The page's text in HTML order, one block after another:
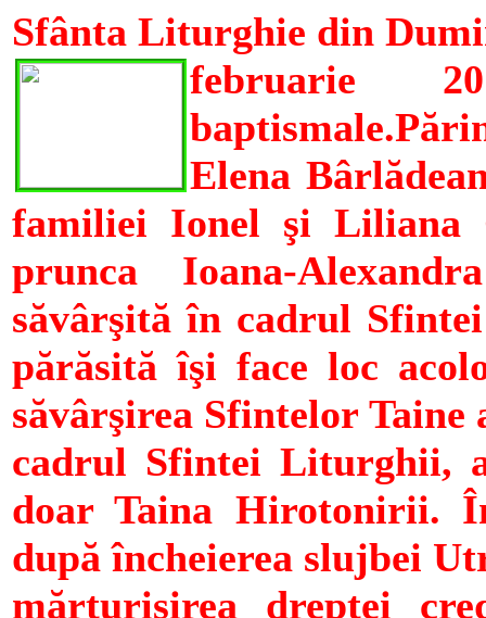
Sfânta Liturghie din
februarie
baptismale.
Elena
familiei Ionel şi Liliana
prunca Ioana-
săvârşită în cadrul
părăsită îşi face loc
săvârşirea Sfintelor
cadrul Sfintei Liturghii,
doar Taina Hirotonirii.
după încheierea slujbei
mărturisirea dreptei